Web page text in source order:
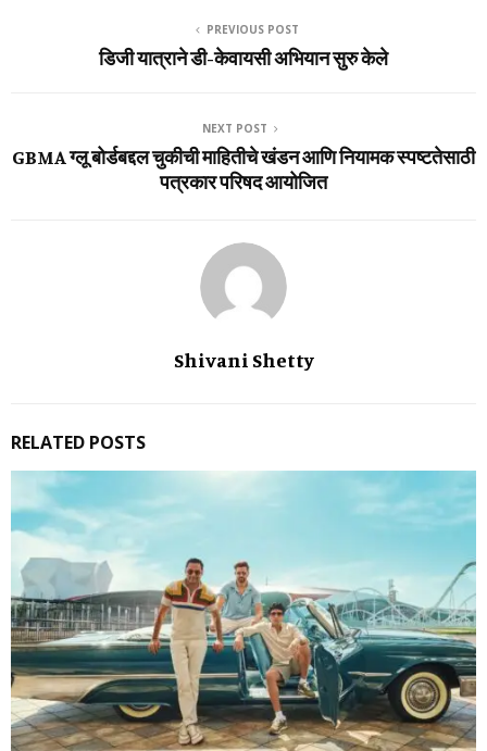
PREVIOUS POST
डिजी यात्राने डी-केवायसी अभियान सुरु केले
NEXT POST
GBMA ग्लू बोर्डबद्दल चुकीची माहितीचे खंडन आणि नियामक स्पष्टतेसाठी
पत्रकार परिषद आयोजित
Shivani Shetty
RELATED POSTS